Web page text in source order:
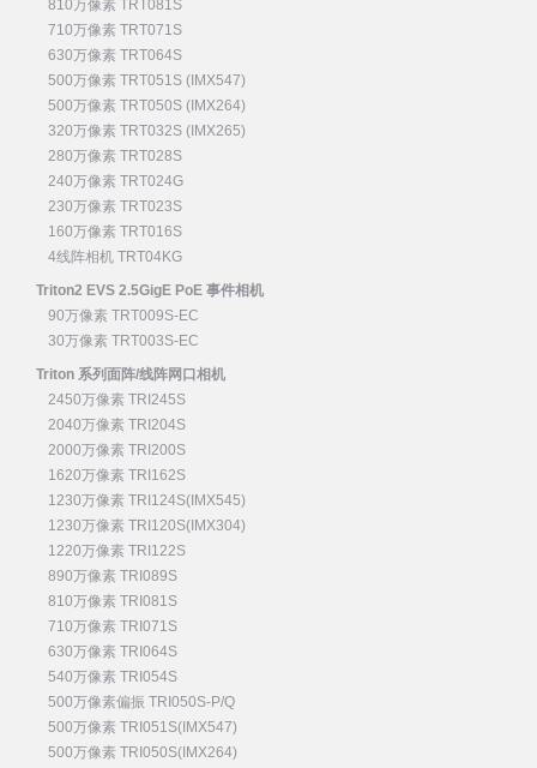
810万像素 TRT081S
710万像素 TRT071S
630万像素 TRT064S
500万像素 TRT051S (IMX547)
500万像素 TRT050S (IMX264)
320万像素 TRT032S (IMX265)
280万像素 TRT028S
240万像素 TRT024G
230万像素 TRT023S
160万像素 TRT016S
4线阵相机 TRT04KG
Triton2 EVS 2.5GigE PoE 事件相机
90万像素 TRT009S-EC
30万像素 TRT003S-EC
Triton 系列面阵/线阵网口相机
2450万像素 TRI245S
2040万像素 TRI204S
2000万像素 TRI200S
1620万像素 TRI162S
1230万像素 TRI124S(IMX545)
1230万像素 TRI120S(IMX304)
1220万像素 TRI122S
890万像素 TRI089S
810万像素 TRI081S
710万像素 TRI071S
630万像素 TRI064S
540万像素 TRI054S
500万像素偏振 TRI050S-P/Q
500万像素 TRI051S(IMX547)
500万像素 TRI050S(IMX264)